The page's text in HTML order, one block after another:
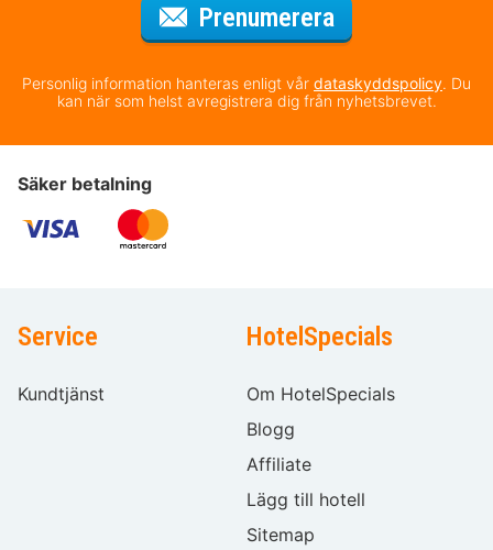
Prenumerera
Personlig information hanteras enligt vår dataskyddspolicy. Du
kan när som helst avregistrera dig från nyhetsbrevet.
Säker betalning
Service
Kundtjänst
HotelSpecials
Om HotelSpecials
Blogg
Affiliate
Lägg till hotell
Sitemap